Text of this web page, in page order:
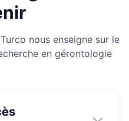
nous enseigne sur le
en gérontologie